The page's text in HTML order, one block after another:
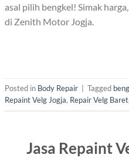
asal pilih bengkel! Simak
di Zenith Motor Jogja.
Posted in Body Repair Tagged
Repaint Velg Jogja, Repair Velg Baret,
Jasa Repaint